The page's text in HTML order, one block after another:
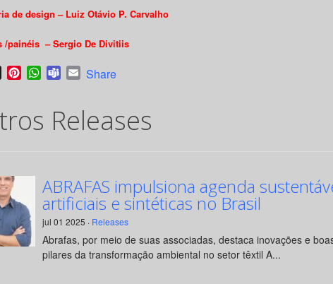
de design – Luiz Otávio P. Carvalho
/painéis – Sergio De Divitiis
X PinterestWhatsApp
TeamsEmail
Share
Releases
ABRAFAS impulsiona agenda
artificiais e sintéticas no Brasil
jul 01 2025 · Releases
Abrafas, por meio de suas associadas, destaca inovações e
pilares da transformação ambiental no setor têxtil A...